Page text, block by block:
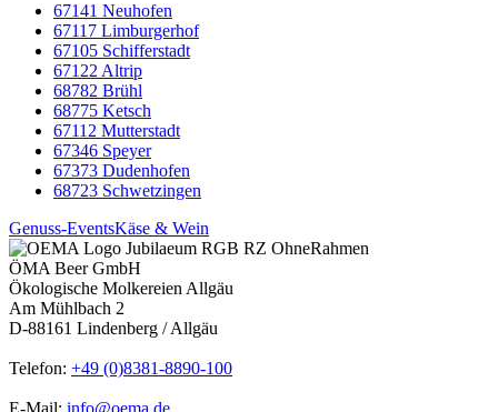
67141 Neuhofen
67117 Limburgerhof
67105 Schifferstadt
67122 Altrip
68782 Brühl
68775 Ketsch
67112 Mutterstadt
67346 Speyer
67373 Dudenhofen
68723 Schwetzingen
Genuss-EventsKäse & Wein
ÖMA Beer GmbH
Ökologische Molkereien Allgäu
Am Mühlbach 2
D-88161 Lindenberg / Allgäu
Telefon: +49 (0)8381-8890-100